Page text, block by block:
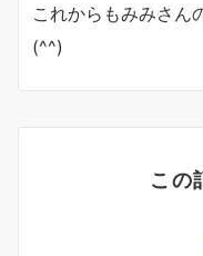
これからもみみさん
(^^)
この